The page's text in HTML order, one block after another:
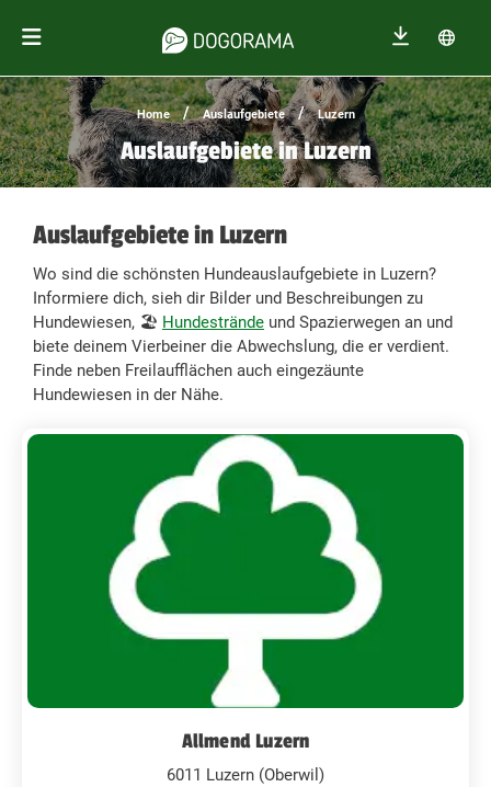
Home / Auslaufgebiete / Luzern
Auslaufgebiete in Luzern
Auslaufgebiete in Luzern
Wo sind die schönsten Hundeauslaufgebiete in Luzern?
Informiere dich, sieh dir Bilder und Beschreibungen zu
Hundewiesen, 🏖️ Hundestrände und Spazierwegen an und
biete deinem Vierbeiner die Abwechslung, die er verdient.
Finde neben Freilaufflächen auch eingezäunte
Hundewiesen in der Nähe.
Allmend Luzern
6011 Luzern (Oberwil)